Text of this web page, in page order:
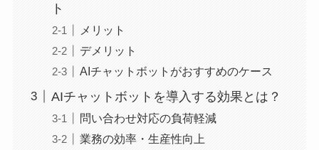
ト
メリット
デメリット
AIチャットボットがおすすめのケース
AIチャットボットを導入する効果とは？
問い合わせ対応の負荷軽減
業務の効率・生産性向上